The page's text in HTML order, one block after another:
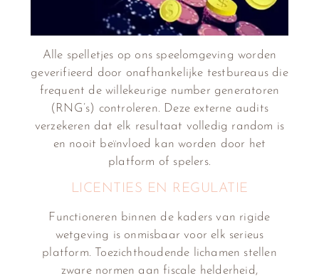
Alle spelletjes op ons speelomgeving worden
geverifieerd door onafhankelijke testbureaus die
frequent de willekeurige number generatoren
(RNG’s) controleren. Deze externe audits
verzekeren dat elk resultaat volledig random is
en nooit beïnvloed kan worden door het
platform of spelers.
LICENTIES EN REGULATIE
Functioneren binnen de kaders van rigide
wetgeving is onmisbaar voor elk serieus
platform. Toezichthoudende lichamen stellen
zware normen aan fiscale helderheid,